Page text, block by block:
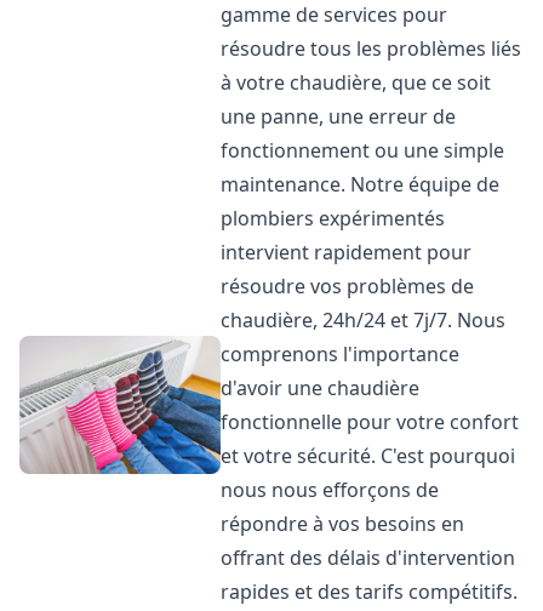
gamme de services pour
résoudre tous les problèmes liés
à votre chaudière, que ce soit
une panne, une erreur de
fonctionnement ou une simple
maintenance. Notre équipe de
plombiers expérimentés
intervient rapidement pour
résoudre vos problèmes de
chaudière, 24h/24 et 7j/7. Nous
comprenons l'importance
d'avoir une chaudière
fonctionnelle pour votre confort
et votre sécurité. C'est pourquoi
nous nous efforçons de
répondre à vos besoins en
offrant des délais d'intervention
rapides et des tarifs compétitifs.